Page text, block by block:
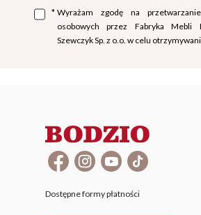
* Wyrażam zgodę na
osobowych przez Fabryka Mebli
Szewczyk Sp. z o.o. w celu
Dostępne formy płatności